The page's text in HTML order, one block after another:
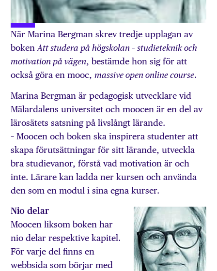
När Marina Bergman skrev tredje upplagan av
bokenAtt studera på högskolan – studieteknik och
motivation på vägen, bestämde hon sig för att
också göra en mooc,massive open online course.
Marina Bergman är pedagogisk utvecklare vid
Mälardalens universitet och moocen är en del av
lärosätets satsning på livslångt lärande.
– Moocen och boken ska inspirera studenter att
skapa förutsättningar för sitt lärande, utveckla
bra studievanor, förstå vad motivation är och
inte. Lärare kan ladda ner kursen och använda
den som en modul i sina egna kurser.
Nio delar
Moocen liksom boken har
nio delar respektive kapitel.
För varje del finns en
webbsida som börjar med